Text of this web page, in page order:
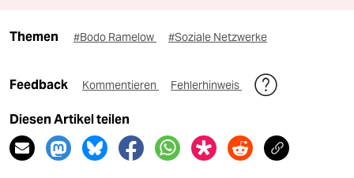
Themen #Bodo Ramelow #Soziale Netzwerke
Feedback Kommentieren Fehlerhinweis
Diesen Artikel teilen